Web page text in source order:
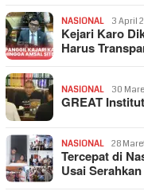
NASIONAL 3 April
Kejari Karo
Harus
NASIONAL 30
GREAT
NASIONAL 28
Tercepat di
Usai